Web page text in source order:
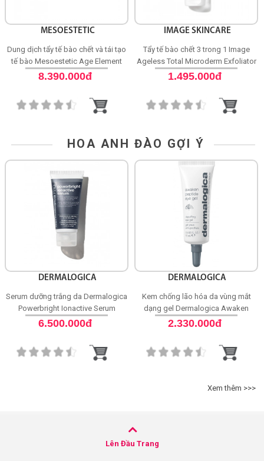
MESOESTETIC
Dung dịch tẩy tế bào chết và tái tạo
tế bào Mesoestetic Age Element
Resurfacing Solution
8.390.000đ
IMAGE SKINCARE
Tẩy tế bào chết 3 trong 1 Image
Ageless Total Microderm Exfoliator
1.495.000đ
HOA ANH ĐÀO GỢI Ý
DERMALOGICA
Serum dưỡng trắng da Dermalogica
Powerbright Ionactive Serum
6.500.000đ
DERMALOGICA
Kem chống lão hóa da vùng mắt
dạng gel Dermalogica Awaken
Peptide Depuffing
2.330.000đ
Xem thêm >>>
Lên Đầu Trang